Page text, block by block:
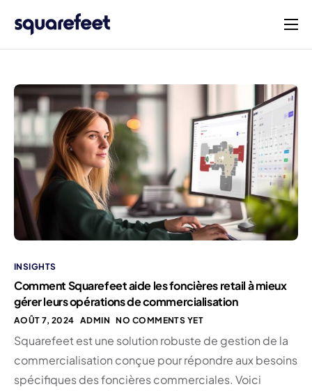
Produits
Société
Blog
Français
INSIGHTS
Comment Squarefeet aide les foncières retail à mieux
gérer leurs opérations de commercialisation
AOÛT 7, 2024 ADMIN NO COMMENTS YET
Squarefeet est une solution robuste de gestion de la
commercialisation conçue pour répondre aux besoins
spécifiques des foncières commerciales. Voici